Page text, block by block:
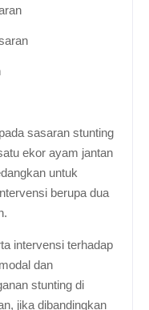
sasaran stunting
ekor ayam jantan
untuk
berupa dua
intervensi terhadap
dan
stunting di
jika dibandingkan